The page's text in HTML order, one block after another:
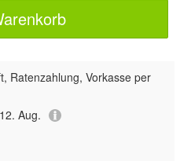
Ratenzahlung, Vorkasse per
Aug.